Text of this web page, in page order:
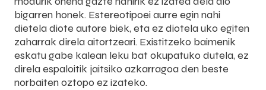
bigarren honek. Estereotipoei aurre egin nahi
dietela diote autore biek, eta ez diotela uko egiten
zaharrak direla aitortzeari. Existitzeko baimenik
eskatu gabe kalean leku bat okupatuko dutela, ez
direla espaloitik jaitsiko azkarragoa den beste
norbaiten oztopo ez izateko.